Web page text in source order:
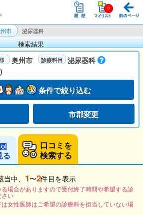
市 泌尿器科
検索結果
奥州市
泌尿器科
条件で絞り込む
市郡変更
る
口コミを
検索する
当中、 1〜2件目を表示
場合がありますので受付終了時間や希望する診
い
女性医師はご希望の診療科を担当していない場